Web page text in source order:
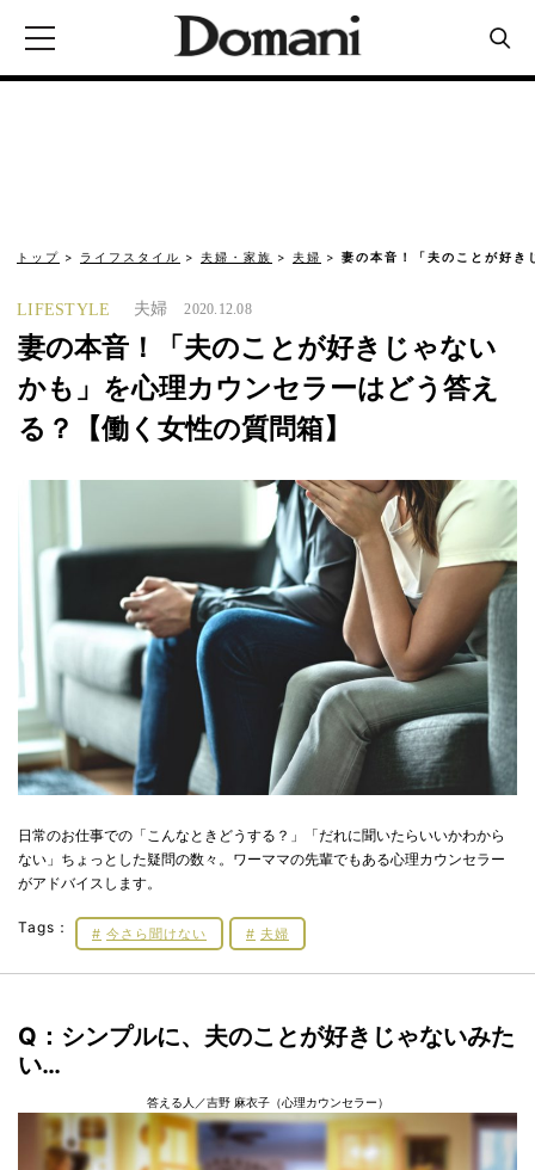
トップ ライフスタイル 夫婦・家族 夫婦 妻の本音！「夫のことが好
LIFESTYLE 夫婦 2020.12.08
妻の本音！「夫のことが好きじゃない
かも」を心理カウンセラーはどう答え
る？【働く女性の質問箱】
日常のお仕事での「こんなときどうする？」「だれに聞いたらいいかわから
ない」ちょっとした疑問の数々。ワーママの先輩でもある心理カウンセラー
がアドバイスします。
Tags： 今さら聞けない 夫婦
Q：シンプルに、夫のことが好きじゃないみた
い…
答える人／吉野 麻衣子（心理カウンセラー）